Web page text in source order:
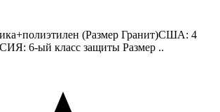
(Размер Гранит)США: 4
6-ый класс защиты Размер ..